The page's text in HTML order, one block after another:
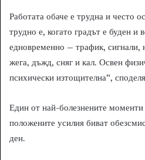
Работата обаче е трудна и често
трудно е, когато градът е буден и
едновременно – трафик, сигнали,
жега, дъжд, сняг и кал. Освен
психически изтощителна“,
Един от най-болезнените
положените усилия биват
ден.